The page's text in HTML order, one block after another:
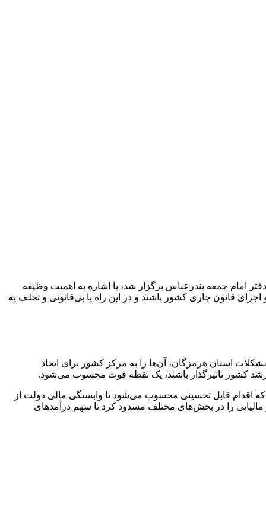
امام جمعه بندرعباس برگزار شد، با اشاره به اهمیت وظیفه
قانون جاری کشور باشند و در این راه با بی‌قانونی و تخلف به
استان هرمزگان، آن‌ها را به مرکز کشور برای اتخاذ
ارشد کشور تاثیرگذار باشند، یک نقطه قوت محسوب می‌شود.
که اقدام قابل تحسینی محسوب می‌شود تا وابستگی مالی دولت از
مالیاتی را در بخش‌های مختلف مسدود کرد تا سهم درآمدهای